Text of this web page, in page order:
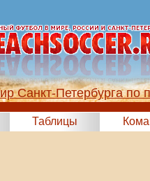
Санкт-Петербурга
Таблицы